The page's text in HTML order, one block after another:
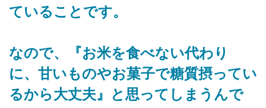
ていることです。
なので、『お米を食べない代わり
に、甘いものやお菓子で糖質摂ってい
るから大丈夫』と思ってしまうんで